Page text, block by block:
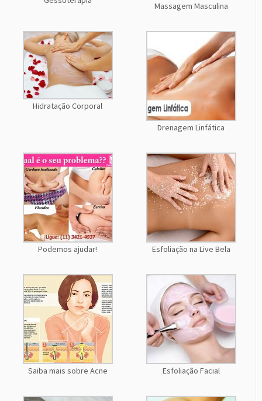
Massagem Masculina
Hidratação Corporal
Drenagem Linfática
Podemos ajudar! Esfoliação na Live Bela
Saiba mais sobre Acne Esfoliação Facial